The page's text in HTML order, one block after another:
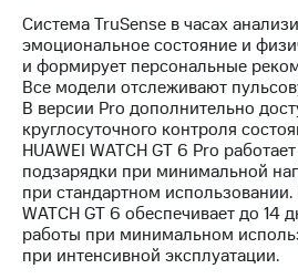
Система TruSense в часах
эмоциональное состояние и
и формирует персональные
Все модели отслеживают
В версии Pro дополнительно
круглосуточного контроля
HUAWEI WATCH GT 6 Pro
подзарядки при минимальной
при стандартном использовании.
WATCH GT 6 обеспечивает до 14
работы при минимальном
при интенсивной эксплуатации.